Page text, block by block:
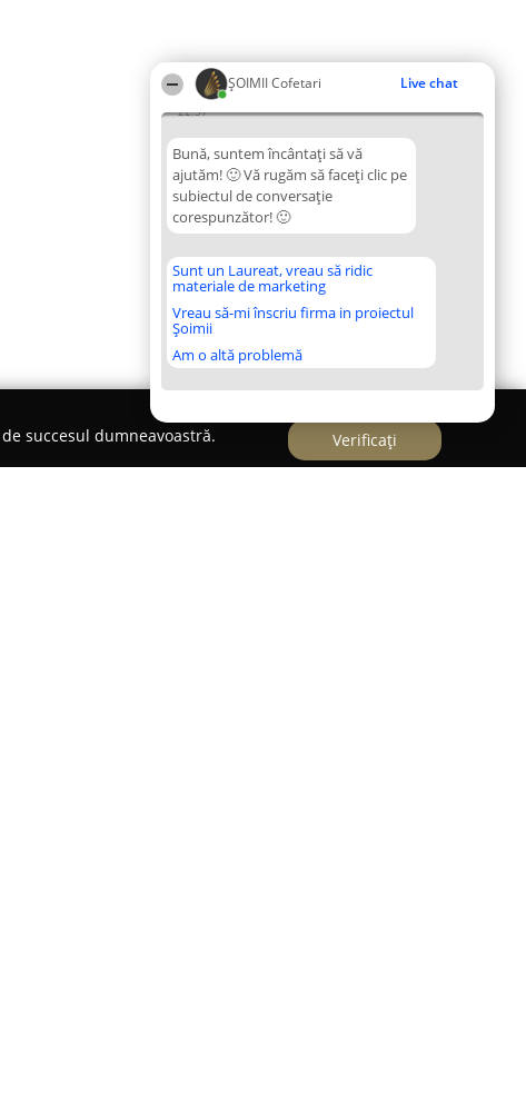
ȘOIMII Cofetari Live chat
22:37
Bună, suntem încântați să vă
ajutăm! 🙂 Vă rugăm să faceți clic pe
subiectul de conversație
corespunzător! 🙂
Sunt un Laureat, vreau să ridic
materiale de marketing
Vreau să-mi înscriu firma in proiectul
Șoimii
Am o altă problemă
succesul dumneavoastră.
Verificați